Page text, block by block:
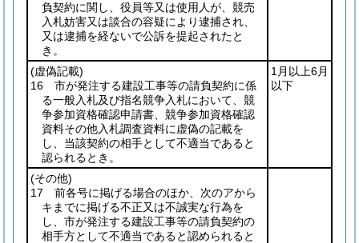
負契約に関し、役員等又は使用人が、競売
入札妨害又は談合の容疑により逮捕され、
又は逮捕を経ないで公訴を提起されたと
き。
(虚偽記載)
16 市が発注する建設工事等の請負契約に係
る一般入札及び指名競争入札において、競
争参加資格確認申請書、競争参加資格確認
資料その他入札調査資料に虚偽の記載を
し、当該契約の相手として不適当であると
認られるとき。
1月以上6月
以下
(その他)
17 前各号に掲げる場合のほか、次のアから
キまでに掲げる不正又は不誠実な行為を
し、市が発注する建設工事等の請負契約の
相手方として不適当であると認められると